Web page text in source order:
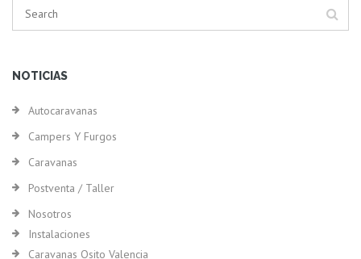
NOTICIAS
Autocaravanas
Campers Y Furgos
Caravanas
Postventa / Taller
Nosotros
Instalaciones
Caravanas Osito Valencia